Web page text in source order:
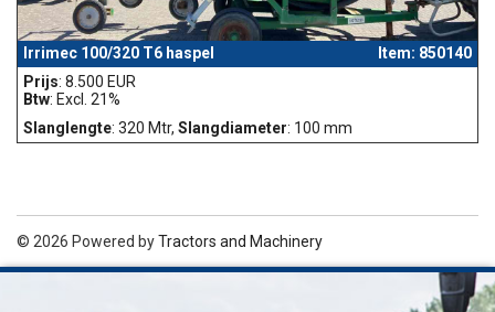
Irrimec 100/320 T6 haspel
Item: 850140
Prijs: 8.500 EUR
Btw: Excl. 21%
Slanglengte: 320 Mtr, Slangdiameter: 100 mm
© 2026 Powered byTractors and Machinery